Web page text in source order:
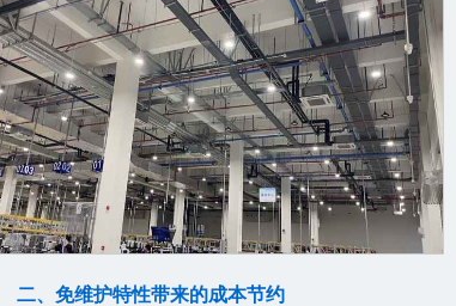
二、免维护特性带来的成本节约